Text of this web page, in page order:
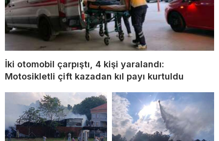
İki otomobil çarpıştı, 4 kişi yaralandı:
Motosikletli çift kazadan kıl payı kurtuldu